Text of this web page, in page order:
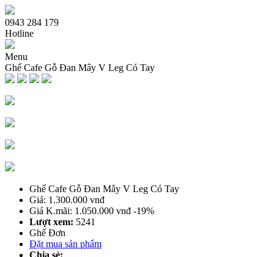
0943 284 179
Hotline
Menu
Bàn Ghế Cafe Ngoài Trời
Bàn Ghế Me tây
Bàn Ghế Quầy Bar Cafe
Bàn Ghế Cafe Xích Đu Nhựa Giả Mây
Bàn Cafe
Bàn Ghế Cafe Nhựa
Ghế Cafe Gỗ Đan Mây V Leg Có Tay
Ghế Cafe Gỗ Đan Mây V Leg Có Tay
Giá: 1.300.000 vnđ
Giá K.mãi: 1.050.000 vnđ -19%
Lượt xem: 5241
Ghế Đơn
Đặt mua sản phẩm
Chia sẻ: